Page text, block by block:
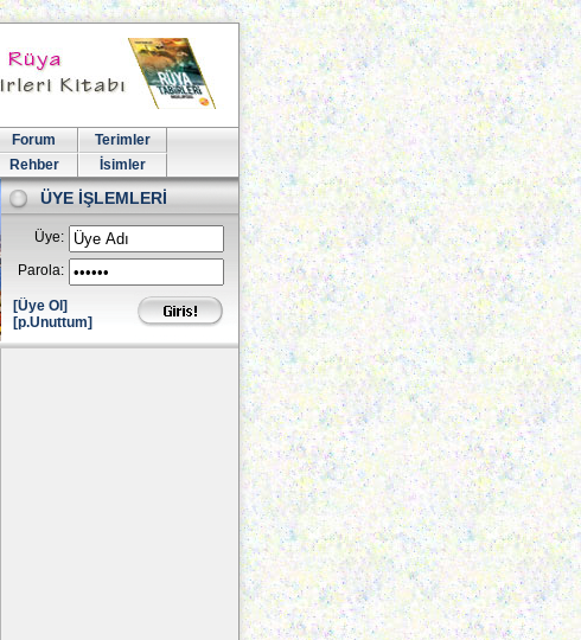
Forum
Terimler
Rehber İsimler
ÜYE İŞLEMLERİ
Üye:
Parola:
[Üye Ol]
[p.Unuttum]